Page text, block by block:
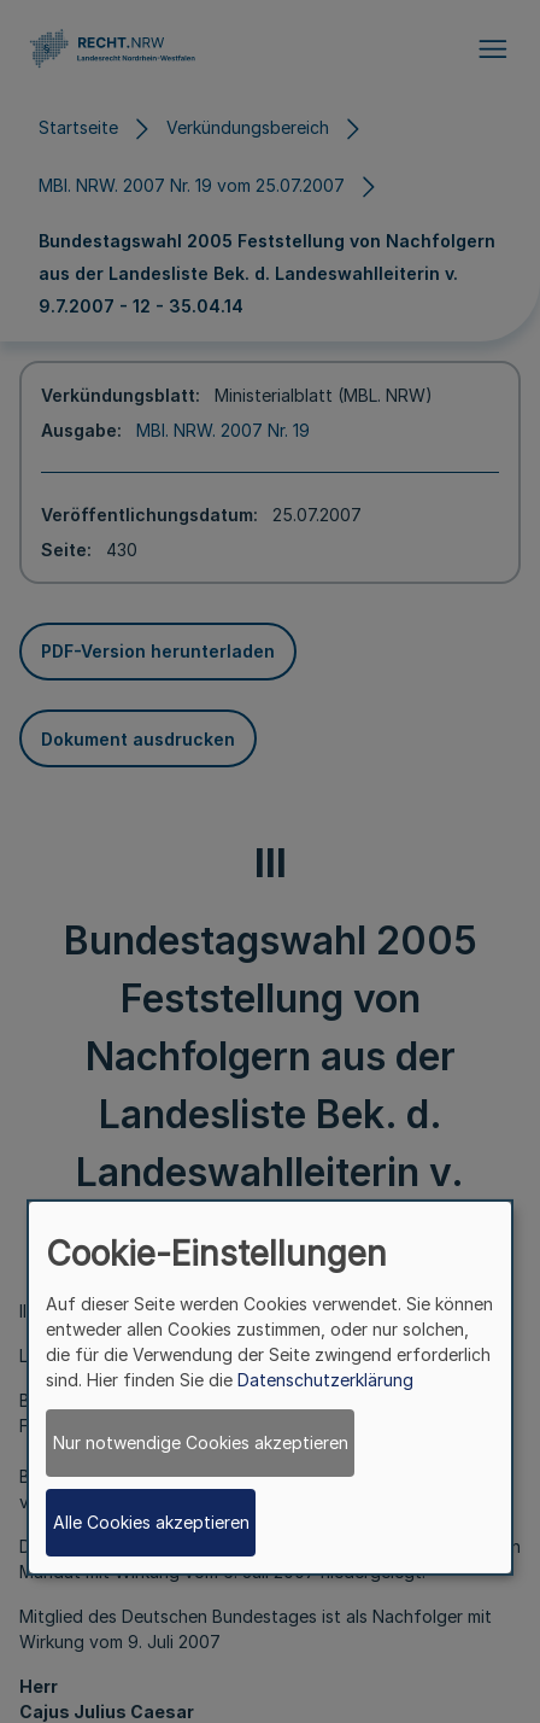
Startseite Verkündungsbereich
MBl. NRW. 2007 Nr. 19 vom 25.07.2007
Bundestagswahl 2005 Feststellung von Nachfolgern
aus der Landesliste Bek. d. Landeswahlleiterin v.
9.7.2007 - 12 - 35.04.14
Verkündungsblatt
Ministerialblatt (MBL. NRW)
Ausgabe
MBl. NRW. 2007 Nr. 19
Veröffentlichungsdatum
25.07.2007
Seite
430
PDF-Version herunterladen
Dokument ausdrucken
III
Bundestagswahl 2005
Feststellung von
Nachfolgern aus der
Landesliste Bek. d.
Landeswahlleiterin v.
9.7.2007 - 12 - 35.04.14
III.
Landeswahlleiterin
Bundestagswahl 2005
Feststellung von Nachfolgern aus der Landesliste
Bek. d. Landeswahlleiterin
v. 9.7.2007 - 12 - 35.04.14
Der Bundestagsabgeordnete Herr Dr. Reinhard Göhner hat sein
Mandat mit Wirkung vom 6. Juli 2007 niedergelegt.
Mitglied des Deutschen Bundestages ist als Nachfolger mit
Wirkung vom 9. Juli 2007
Herr
Cajus Julius Caesar
Cookie-Einstellungen
Auf dieser Seite werden Cookies verwendet. Sie können
entweder allen Cookies zustimmen, oder nur solchen,
die für die Verwendung der Seite zwingend erforderlich
sind. Hier finden Sie die Datenschutzerklärung
Nur notwendige Cookies akzeptieren
Alle Cookies akzeptieren